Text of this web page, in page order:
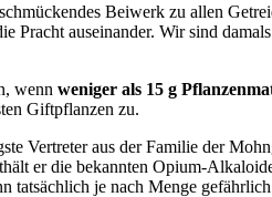
Beiwerk zu allen
auseinander. Wir sind
wenn weniger als 15 g
Giftpflanzen zu.
Vertreter aus der Familie der
er die bekannten Opium-
tatsächlich je nach Menge